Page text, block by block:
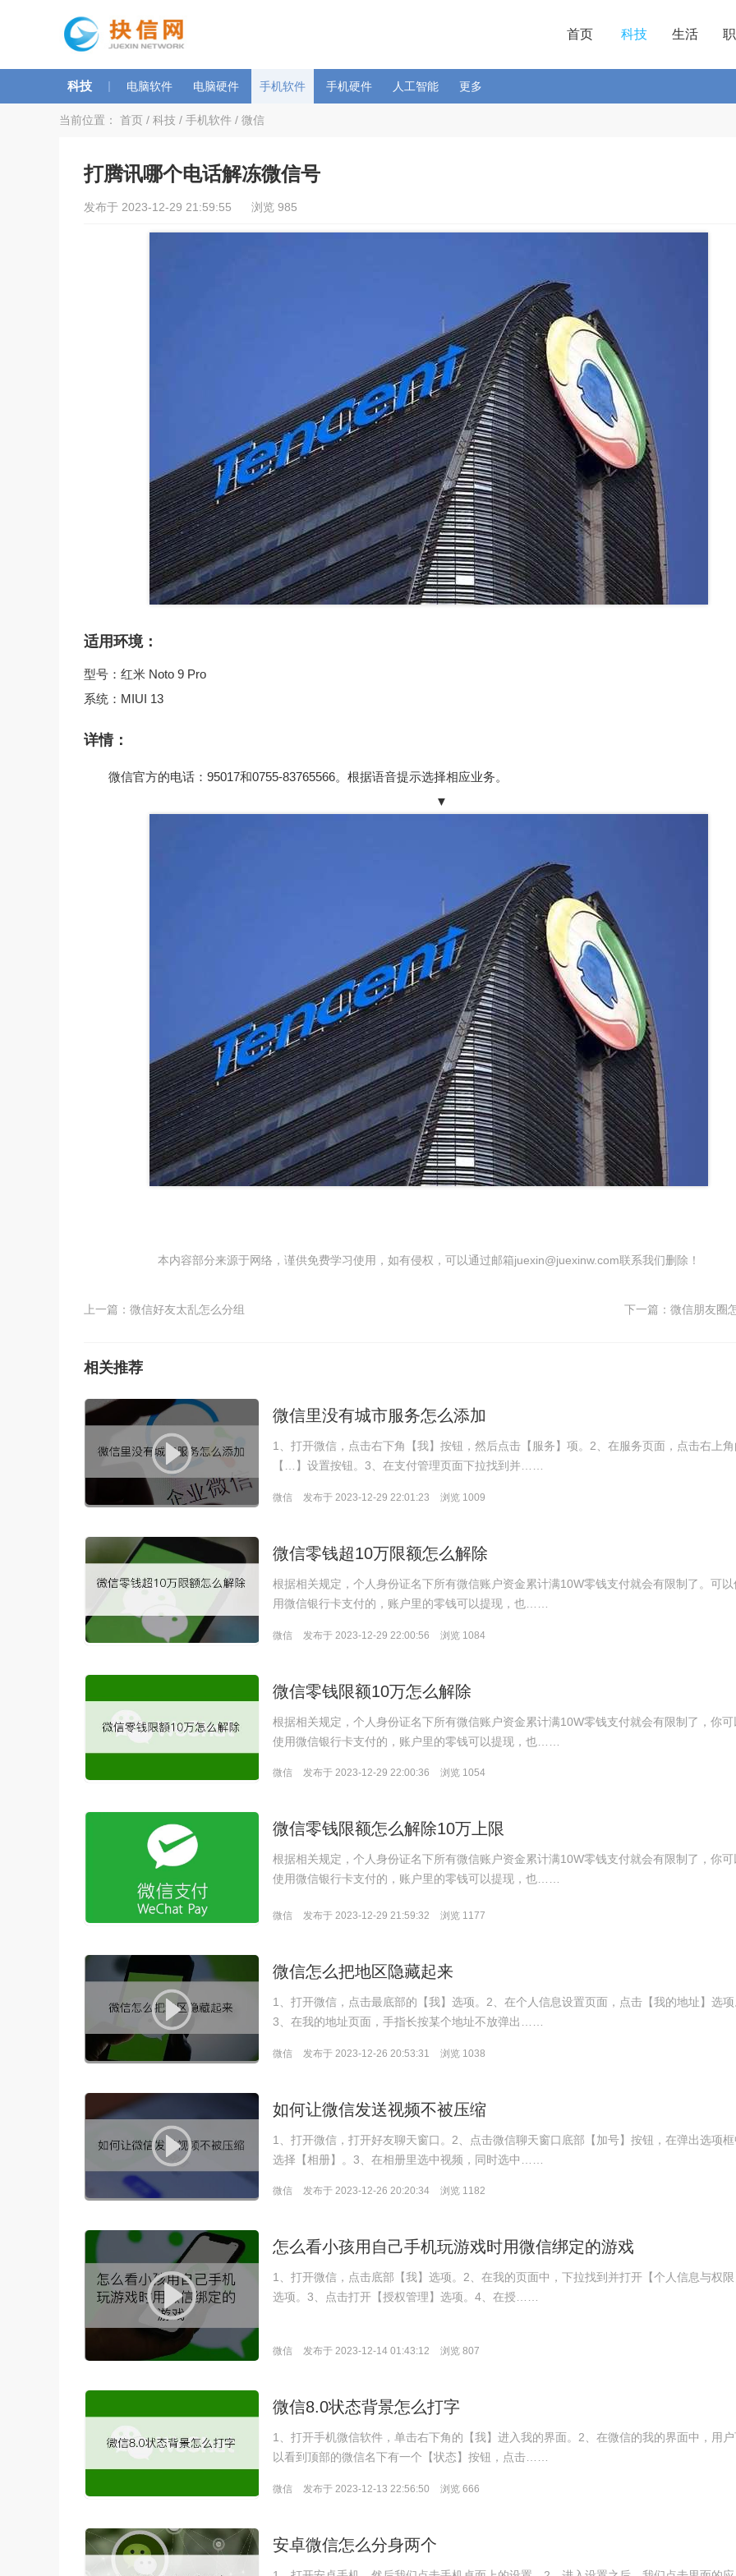
首页 科技 生活
科技 | 电脑软件 电脑硬件 手机软件 手机硬件 人工智能 更多
当前位置： 首页 / 科技 / 手机软件 / 微信
打腾讯哪个电话解冻微信号
发布于 2023-12-29 21:59:55 浏览 985
适用环境：
型号：红米 Noto 9 Pro
系统：MIUI 13
详情：
微信官方的电话：95017和0755-83765566。根据语音提示选择相应业务。
▼
本内容部分来源于网络，谨供免费学习使用，如有侵权，可以通过邮箱juexin@juexinw.com联系我们删除！
上一篇： 微信好友太乱怎么分组 下一篇： 微信朋友圈
相关推荐
微信里没有城市服务怎么添加
1、打开微信，点击右下角【我】按钮，然后点击【服务】项。2、在服务页面，点击右上
【…】设置按钮。3、在支付管理页面下拉找到并……
微信 发布于 2023-12-29 22:01:23 浏览 1009
微信零钱超10万限额怎么解除
根据相关规定，个人身份证名下所有微信账户资金累计满10W零钱支付就会有限制了。可以
用微信银行卡支付的，账户里的零钱可以提现，也……
微信 发布于 2023-12-29 22:00:56 浏览 1084
微信零钱限额10万怎么解除
根据相关规定，个人身份证名下所有微信账户资金累计满10W零钱支付就会有限制了，你可
使用微信银行卡支付的，账户里的零钱可以提现，也……
微信 发布于 2023-12-29 22:00:36 浏览 1054
微信零钱限额怎么解除10万上限
根据相关规定，个人身份证名下所有微信账户资金累计满10W零钱支付就会有限制了，你可
使用微信银行卡支付的，账户里的零钱可以提现，也……
微信 发布于 2023-12-29 21:59:32 浏览 1177
微信怎么把地区隐藏起来
1、打开微信，点击最底部的【我】选项。2、在个人信息设置页面，点击【我的地址】选
3、在我的地址页面，手指长按某个地址不放弹出……
微信 发布于 2023-12-26 20:53:31 浏览 1038
如何让微信发送视频不被压缩
1、打开微信，打开好友聊天窗口。2、点击微信聊天窗口底部【加号】按钮，在弹出选项
选择【相册】。3、在相册里选中视频，同时选中……
微信 发布于 2023-12-26 20:20:34 浏览 1182
怎么看小孩用自己手机玩游戏时用微信绑定的游戏
1、打开微信，点击底部【我】选项。2、在我的页面中，下拉找到并打开【个人信息与权
选项。3、点击打开【授权管理】选项。4、在授……
微信 发布于 2023-12-14 01:43:12 浏览 807
微信8.0状态背景怎么打字
1、打开手机微信软件，单击右下角的【我】进入我的界面。2、在微信的我的界面中，用
以看到顶部的微信名下有一个【状态】按钮，点击……
微信 发布于 2023-12-13 22:56:50 浏览 666
安卓微信怎么分身两个